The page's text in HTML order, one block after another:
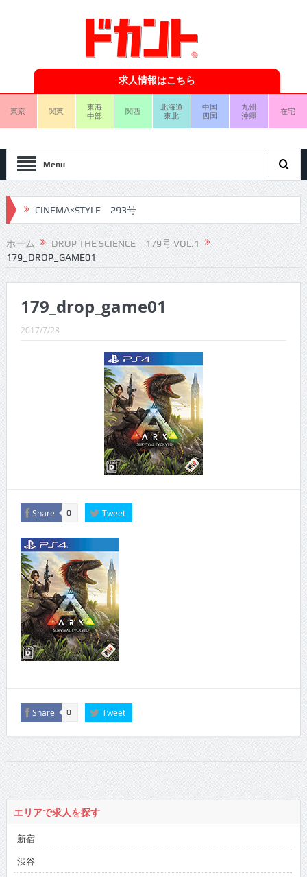
求人情報はこちら
東京 関東
東海
中部
関西
北海道
東北
中国
四国
九州
沖縄
在宅
Menu
CINEMA×STYLE 293号
CINEMA×STYLE 292号
CINEMA×STYLE 291号
CINEMA×STYLE 289号
CINEMA×STYLE 287号
CINEMA×STYLE 286号
CINEMA×STYLE 285号
CINEMA×STYLE 294号
ホーム
DROP THE SCIENCE 179号 VOL.1
179_DROP_GAME01
179_drop_game01
2017/7/28
Share 0 Tweet
Share 0 Tweet
エリアで求人を探す
新宿
渋谷